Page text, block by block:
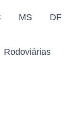
MS DF
Rodoviárias